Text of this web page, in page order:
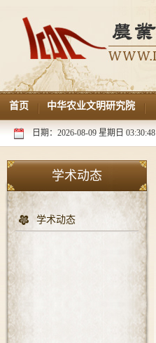
首页 中华农业文明研究院
日期：2026-08-09 星期日 03:30:50
学术动态
学术动态